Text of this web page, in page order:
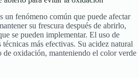
un fenómeno común que puede afectar
su frescura después de abrirlo,
se pueden implementar. El uso de
más efectivas. Su acidez natural
de oxidación, manteniendo el color verde